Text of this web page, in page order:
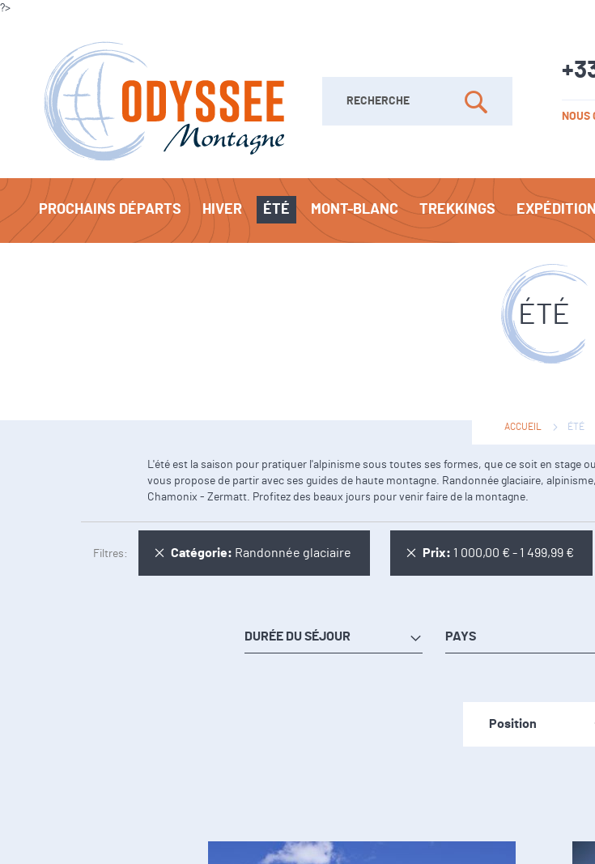
?>
Rechercher
Rechercher NOUS
PROCHAINS DÉPARTS HIVER ÉTÉ MONT-BLANC TREKKINGS
ÉTÉ
ACCUEIL ÉTÉ
L'été est la saison pour pratiquer l'alpinisme sous toutes ses formes, que ce soit en stage
vous propose de partir avec ses guides de haute montagne. Randonnée glaciaire,
Chamonix - Zermatt. Profitez des beaux jours pour venir faire de la montagne.
Filtres Catégorie Randonnée glaciaire
Supprimer cet Élément Prix 1 000,00 € - 1 499,99 €
Supprimer cet Élément
DURÉE DU SÉJOUR PAYS